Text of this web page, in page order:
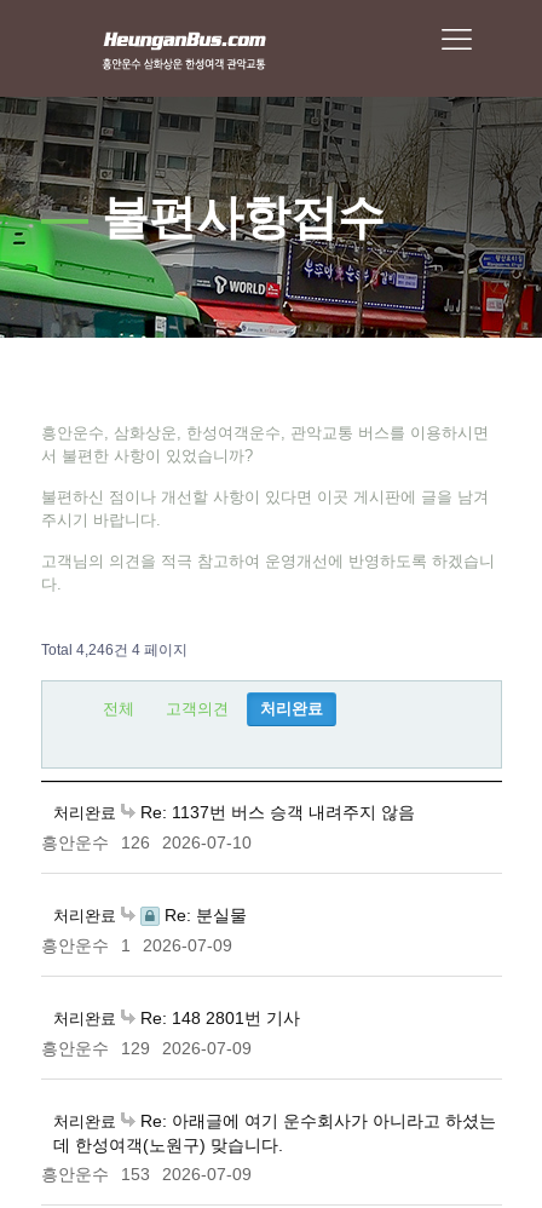
—불편사항접수
흥안운수, 삼화상운, 한성여객운수, 관악교통 버스를 이용하시면
서 불편한 사항이 있었습니까?
불편하신 점이나 개선할 사항이 있다면 이곳 게시판에 글을 남겨
주시기 바랍니다.
고객님의 의견을 적극 참고하여 운영개선에 반영하도록 하겠습니
다.
Total 4,246건 4 페이지
전체 고객의견 처리완료
처리완료
Re: 1137번 버스 승객 내려주지 않음
흥안운수
126 2026-07-10
처리완료
Re: 분실물
흥안운수
1 2026-07-09
처리완료
Re: 148 2801번 기사
흥안운수
129 2026-07-09
처리완료
Re: 아래글에 여기 운수회사가 아니라고 하셨는
데 한성여객(노원구) 맞습니다.
흥안운수
153 2026-07-09